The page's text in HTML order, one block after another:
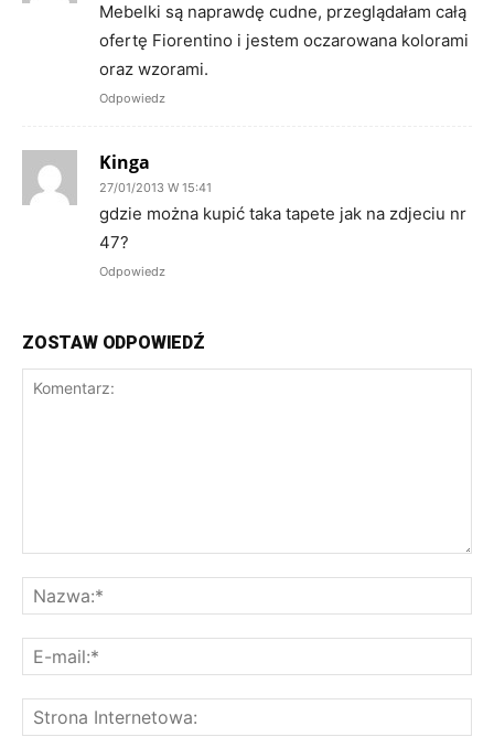
Mebelki są naprawdę cudne, przeglądałam całą
ofertę Fiorentino i jestem oczarowana kolorami
oraz wzorami.
Odpowiedz
Kinga
27/01/2013 W 15:41
gdzie można kupić taka tapete jak na zdjeciu nr
47?
Odpowiedz
ZOSTAW ODPOWIEDŹ